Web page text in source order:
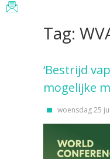
Tag:
‘Bestrijd
mogelijke
woensdag 25